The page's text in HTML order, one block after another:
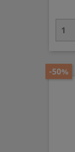
-50%